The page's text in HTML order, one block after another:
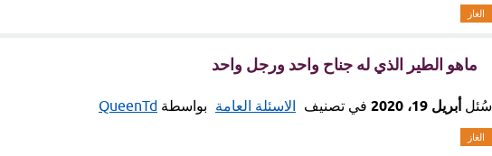
الغاز
ماهو الطير الذي له جناح واحد ورجل واحد
سُئل أبريل 19، 2020 في تصنيف الاسئلة العامة بواسطة QueenTd
الغاز